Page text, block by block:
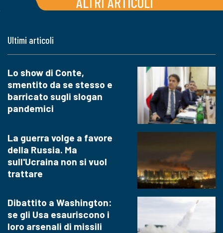
Ultimi articoli
Lo show di Conte,
smentito da se stesso e
barricato sugli slogan
pandemici
La guerra volge a favore
della Russia. Ma
sull'Ucraina non si vuol
trattare
Dibattito a Washington:
se gli Usa esauriscono i
loro arsenali di missili